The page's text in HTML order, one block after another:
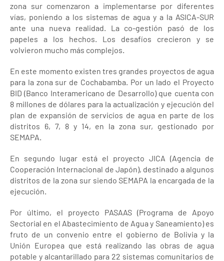
zona sur comenzaron a implementarse por diferentes
vías, poniendo a los sistemas de agua y a la ASICA-SUR
ante una nueva realidad. La co-gestión pasó de los
papeles a los hechos. Los desafíos crecieron y se
volvieron mucho más complejos.
En este momento existen tres grandes proyectos de agua
para la zona sur de Cochabamba. Por un lado el Proyecto
BID (Banco Interamericano de Desarrollo) que cuenta con
8 millones de dólares para la actualización y ejecución del
plan de expansión de servicios de agua en parte de los
distritos 6, 7, 8 y 14, en la zona sur, gestionado por
SEMAPA.
En segundo lugar está el proyecto JICA (Agencia de
Cooperación Internacional de Japón), destinado a algunos
distritos de la zona sur siendo SEMAPA la encargada de la
ejecución.
Por último, el proyecto PASAAS (Programa de Apoyo
Sectorial en el Abastecimiento de Agua y Saneamiento) es
fruto de un convenio entre el gobierno de Bolivia y la
Unión Europea que está realizando las obras de agua
potable y alcantarillado para 22 sistemas comunitarios de